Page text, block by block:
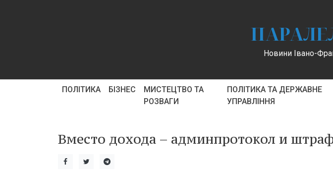
Новини Івано-
ПОЛІТИКА БІЗНЕС
МИСТЕЦТВО ТА
РОЗВАГИ
ПОЛІТИКА ТА ДЕРЖАВНЕ
УПРАВЛІННЯ
Вместо дохода – админпротокол и